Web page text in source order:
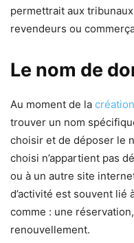
permettrait aux
revendeurs ou
Le nom de
Au moment de la
trouver un nom
choisir et de déposer le
choisi n’appartient pas
ou à un autre site
d’activité est souvent lié
comme : une
renouvellement.